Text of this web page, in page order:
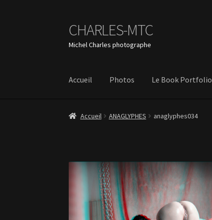
Aller
à
la
Aller
au
contenu
CHARLES-MTC
Michel Charles photographe
Accueil Photos Le Book Portfolio
Accueil ANAGLYPHES anaglyphes034